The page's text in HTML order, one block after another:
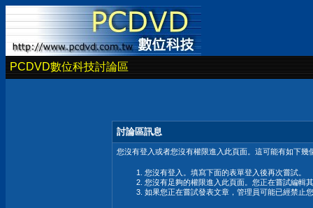
PCDVD數位科技討論區
討論區訊息
您沒有登入或者您沒有權限進入此頁面。這可能有如下幾
您沒有登入。填寫下面的表單登入後再次嘗試。
您沒有足夠的權限進入此頁面。您正在嘗試編輯
如果您正在嘗試發表文章，管理員可能已經禁止